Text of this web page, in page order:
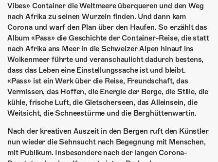
Vibes» Container die Weltmeere überqueren und den Weg
nach Afrika zu seinen Wurzeln finden. Und dann kam
Corona und warf den Plan über den Haufen. So erzählt das
Album «Pass» die Geschichte der Container-Reise, die statt
nach Afrika ans Meer in die Schweizer Alpen hinauf ins
Wolkenmeer führte und veranschaulicht dadurch bestens,
dass das Leben eine Einstellungssache ist und bleibt.
«Pass» ist ein Werk über die Reise, Freundschaft, das
Vermissen, das Hoffen, die Energie der Berge, die Stille, die
kühle, frische Luft, die Gletscherseen, das Alleinsein, die
Weitsicht, die Schneestürme und die Berghüttenwartin.
Nach der kreativen Auszeit in den Bergen ruft den Künstler
nun wieder die Sehnsucht nach Begegnung mit Menschen,
mit Publikum. Insbesondere nach der langen Corona-